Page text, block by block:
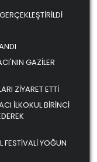
GERÇEKLEŞTİRİLDİ
GAZİLER
ZİYARET ETTİ
İLKOKUL BİRİNCİ
FESTİVALİ YOĞUN